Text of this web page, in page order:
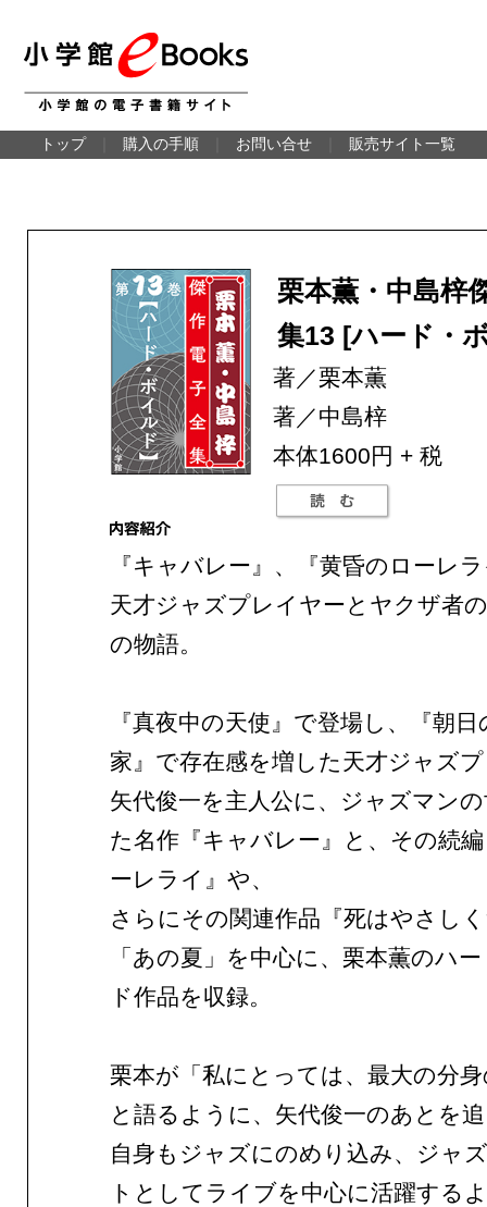
トップ 購入の手順 お問い合せ 販売サイト一覧
栗本薫・中島梓
集13 [ハード・
著／栗本薫
著／中島梓
本体1600円 + 税
『キャバレー』、『黄昏のローレ
天才ジャズプレイヤーとヤクザ者
の物語。
『真夜中の天使』で登場し、『朝
家』で存在感を増した天才ジャズ
矢代俊一を主人公に、ジャズマン
た名作『キャバレー』と、その続
ーレライ』や、
さらにその関連作品『死はやさし
「あの夏」を中心に、栗本薫のハ
ド作品を収録。
栗本が「私にとっては、最大の分
と語るように、矢代俊一のあとを
自身もジャズにのめり込み、ジャ
トとしてライブを中心に活躍する